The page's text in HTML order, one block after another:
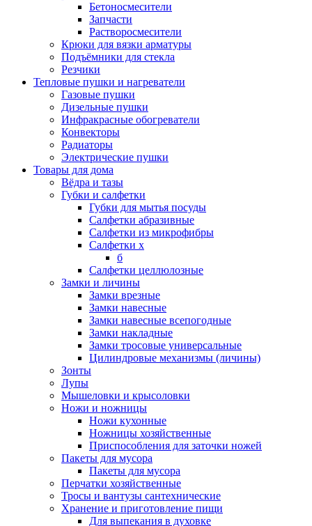
Бетоносмесители
Запчасти
Растворосмесители
Крюки для вязки арматуры
Подъёмники для стекла
Резчики
Тепловые пушки и нагреватели
Газовые пушки
Дизельные пушки
Инфракрасные обогреватели
Конвекторы
Радиаторы
Электрические пушки
Товары для дома
Вёдра и тазы
Губки и салфетки
Губки для мытья посуды
Салфетки абразивные
Салфетки из микрофибры
Салфетки х
б
Салфетки целлюлозные
Замки и личины
Замки врезные
Замки навесные
Замки навесные всепогодные
Замки накладные
Замки тросовые универсальные
Цилиндровые механизмы (личины)
Зонты
Лупы
Мышеловки и крысоловки
Ножи и ножницы
Ножи кухонные
Ножницы хозяйственные
Приспособления для заточки ножей
Пакеты для мусора
Пакеты для мусора
Перчатки хозяйственные
Тросы и вантузы сантехнические
Хранение и приготовление пищи
Для выпекания в духовке